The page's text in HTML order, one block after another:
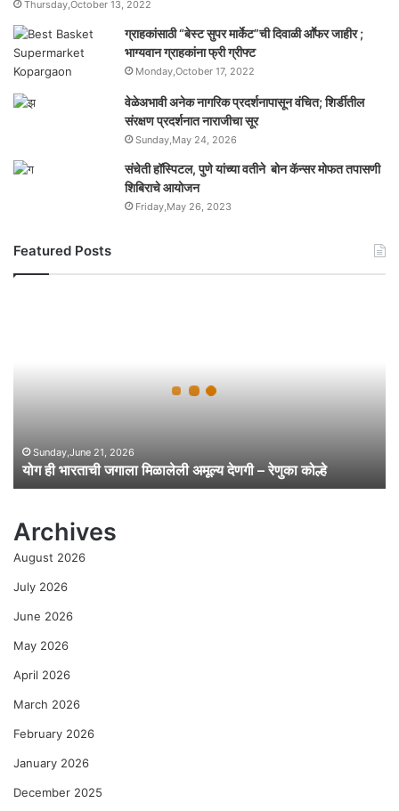
Thursday,October 13, 2022
ग्राहकांसाठी “बेस्ट सुपर मार्केट”ची दिवाळी आॕफर जाहीर ;
भाग्यवान ग्राहकांना फ्री ग्रीफ्ट
Monday,October 17, 2022
वेळेअभावी अनेक नागरिक प्रदर्शनापासून वंचित; शिर्डीतील
संरक्षण प्रदर्शनात नाराजीचा सूर
Sunday,May 24, 2026
संचेती हॉस्पिटल, पुणे यांच्या वतीने बोन कॅन्सर मोफत तपासणी
शिबिराचे आयोजन
Friday,May 26, 2023
Featured Posts
ला
मि
ले
ली
अ
मू
दे
ण
–
णु
का
ल्हे
Sunday,June 21, 2026
योग ही भारताची जगाला मिळालेली अमूल्य देणगी – रेणुका कोल्हे
Archives
August 2026
July 2026
June 2026
May 2026
April 2026
March 2026
February 2026
January 2026
December 2025